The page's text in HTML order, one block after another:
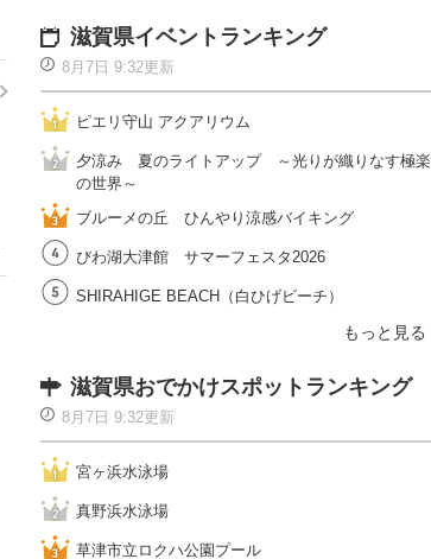
滋賀県イベントランキング
8月7日 9:32更新
ピエリ守山 アクアリウム
夕涼み 夏のライトアップ ～光りが織りなす極楽
の世界～
ブルーメの丘 ひんやり涼感バイキング
びわ湖大津館 サマーフェスタ2026
SHIRAHIGE BEACH（白ひげビーチ）
もっと見る
滋賀県おでかけスポットランキング
8月7日 9:32更新
宮ヶ浜水泳場
真野浜水泳場
草津市立ロクハ公園プール